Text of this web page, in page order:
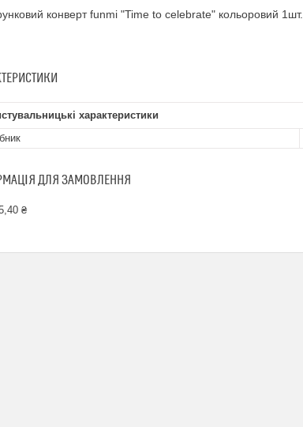
конверт funmi "Time to celebrate" кольоровий 1шт.
характеристики
ДЛЯ ЗАМОВЛЕННЯ
₴